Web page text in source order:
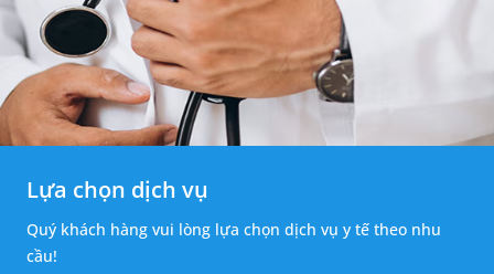
Lựa chọn dịch vụ
Quý khách hàng vui lòng lựa chọn dịch vụ y tế theo nhu
cầu!